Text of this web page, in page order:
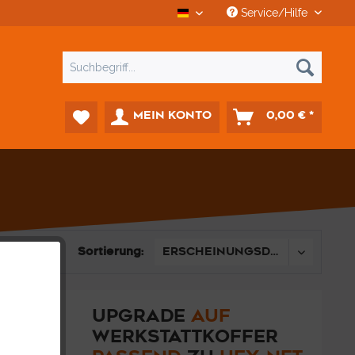
CCD Car-Diagnostics
Service/Hilfe
MEIN KONTO 0,00 € *
Sortierung:
UPGRADE AUF
WERKSTATTKOFFER